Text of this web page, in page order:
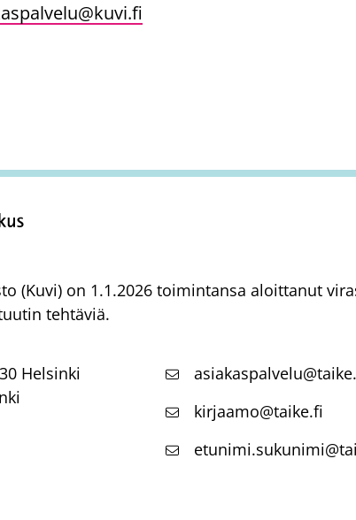
(Kuvi) on 1.1.2026 toimintansa aloittanut
tehtäviä.
Helsinki
kirjaamo@taike.fi